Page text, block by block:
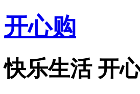
开心购
快乐生活 开